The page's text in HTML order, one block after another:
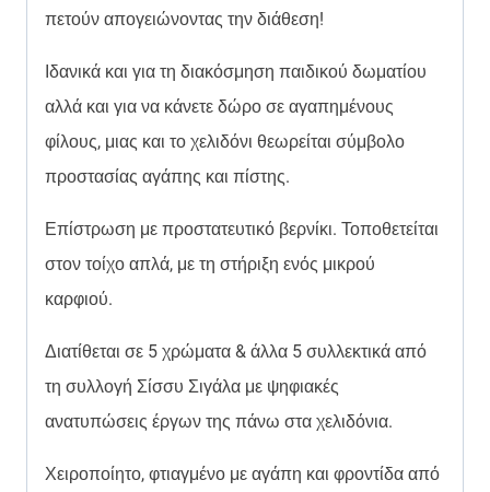
πετούν απογειώνοντας την διάθεση!
Ιδανικά και για τη διακόσμηση παιδικού δωματίου
αλλά και για να κάνετε δώρο σε αγαπημένους
φίλους, μιας και το χελιδόνι θεωρείται σύμβολο
προστασίας αγάπης και πίστης.
Επίστρωση με προστατευτικό βερνίκι. Τοποθετείται
στον τοίχο απλά, με τη στήριξη ενός μικρού
καρφιού.
Διατίθεται σε 5 χρώματα & άλλα 5 συλλεκτικά από
τη συλλογή Σίσσυ Σιγάλα με ψηφιακές
ανατυπώσεις έργων της πάνω στα χελιδόνια.
Χειροποίητο, φτιαγμένο με αγάπη και φροντίδα από